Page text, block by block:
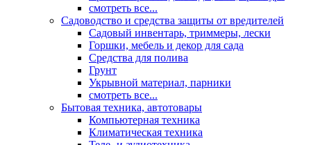
смотреть все...
Садоводство и средства защиты от вредителей
Садовый инвентарь, триммеры, лески
Горшки, мебель и декор для сада
Средства для полива
Грунт
Укрывной материал, парники
смотреть все...
Бытовая техника, автотовары
Компьютерная техника
Климатическая техника